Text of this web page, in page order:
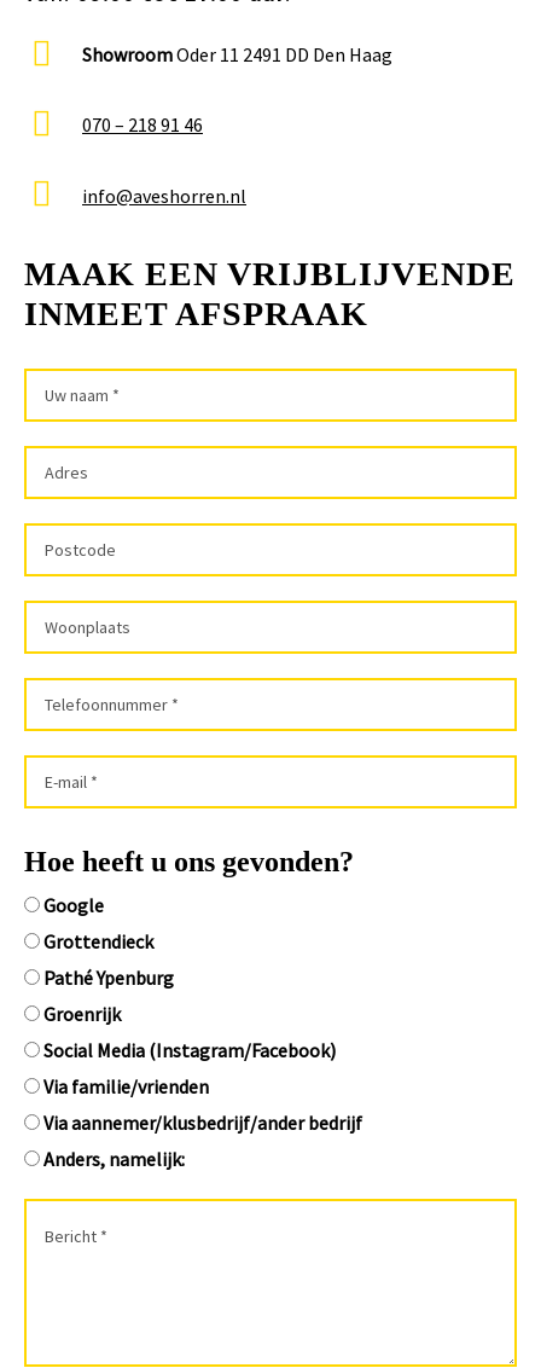
ShowroomOder 11 2491 DD Den Haag
070 – 218 91 46
info@aveshorren.nl
MAAK EEN VRIJBLIJVENDE
INMEET AFSPRAAK
Hoe heeft u ons gevonden?
Google
Grottendieck
Pathé Ypenburg
Groenrijk
Social Media (Instagram/Facebook)
Via familie/vrienden
Via aannemer/klusbedrijf/ander bedrijf
Anders, namelijk: